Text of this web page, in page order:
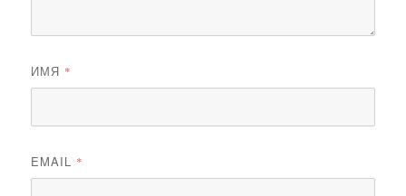
ИМЯ *
EMAIL *